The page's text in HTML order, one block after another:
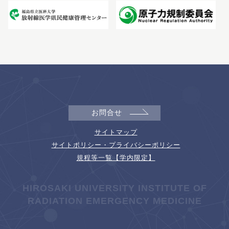
お問合せ
サイトマップ
サイトポリシー・プライバシーポリシー
規程等一覧【学内限定】
HIROSAKI UNIVERSITY INSTITUTE OF
RADIATION EMERGENCY MEDICINE